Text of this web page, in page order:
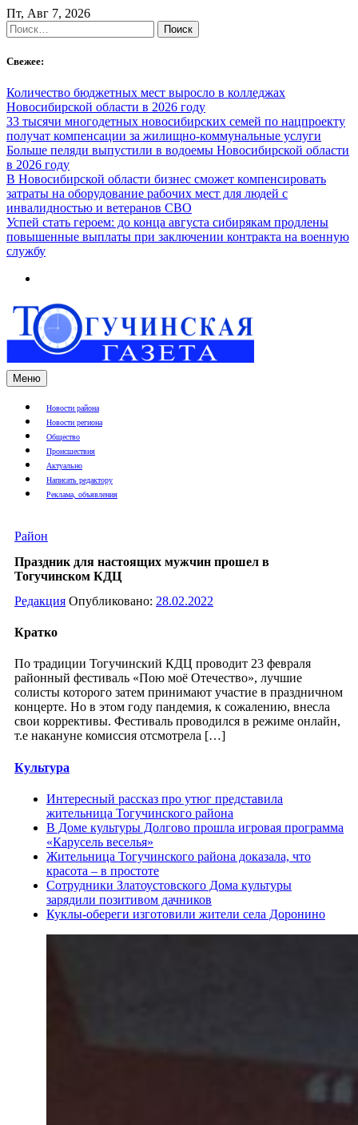
Skip
to
content
Пт, Авг 7, 2026
Найти:
Свежее:
Количество бюджетных мест выросло в колледжах
Новосибирской области в 2026 году
33 тысячи многодетных новосибирских семей по нацпроекту
получат компенсации за жилищно-коммунальные услуги
Больше пеляди выпустили в водоемы Новосибирской области
в 2026 году
В Новосибирской области бизнес сможет компенсировать
затраты на оборудование рабочих мест для людей с
инвалидностью и ветеранов СВО
Успей стать героем: до конца августа сибирякам продлены
повышенные выплаты при заключении контракта на военную
службу
Меню
Новости района
Новости региона
Общество
Происшествия
Актуально
Написать редактору
Реклама, объявления
Район
Праздник для настоящих мужчин прошел в
Тогучинском КДЦ
Редакция Опубликовано: 28.02.2022
Кратко
По традиции Тогучинский КДЦ проводит 23 февраля
районный фестиваль «Пою моё Отечество», лучшие
солисты которого затем принимают участие в праздничном
концерте. Но в этом году пандемия, к сожалению, внесла
свои коррективы. Фестиваль проводился в режиме онлайн,
т.е накануне комиссия отсмотрела […]
Культура
Интересный рассказ про утюг представила
жительница Тогучинского района
В Доме культуры Долгово прошла игровая программа
«Карусель веселья»
Жительница Тогучинского района доказала, что
красота – в простоте
Сотрудники Златоустовского Дома культуры
зарядили позитивом дачников
Куклы-обереги изготовили жители села Доронино